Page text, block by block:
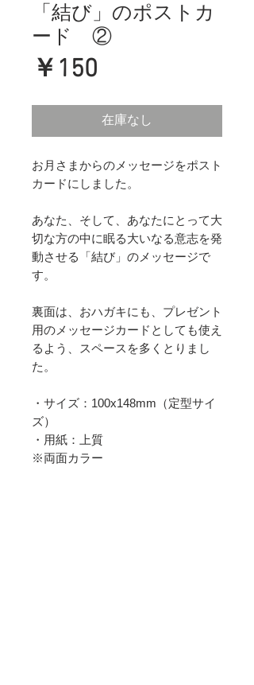
「結び」のポストカ
ード ②
￥150
格
在庫なし
お月さまからのメッセージをポスト
カードにしました。
あなた、そして、あなたにとって大
切な方の中に眠る大いなる意志を発
動させる「結び」のメッセージで
す。
裏面は、おハガキにも、プレゼント
用のメッセージカードとしても使え
るよう、スペースを多くとりまし
た。
・サイズ：100x148mm（定型サイ
ズ）
・用紙：上質
※両面カラー